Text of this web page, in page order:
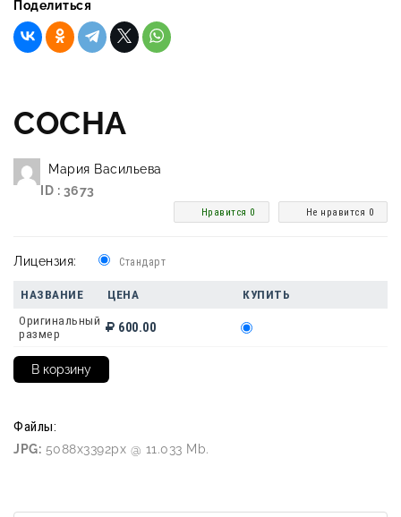
Поделиться
СОСНА
Мария Васильева
ID : 3673
Не нравится 0
Нравится 0
Лицензия: Стандарт
НАЗВАНИЕ ЦЕНА
КУПИТЬ
Оригинальный
размер
600.00
Файлы:
JPG: 5088x3392px @ 11.033 Mb.